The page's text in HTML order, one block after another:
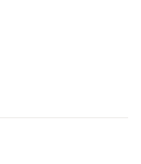
antal röster: